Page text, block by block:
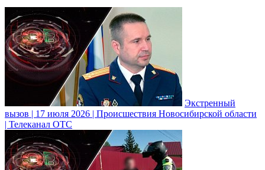
Экстренный
вызов | 17 июля 2026 | Происшествия Новосибирской области
| Телеканал ОТС